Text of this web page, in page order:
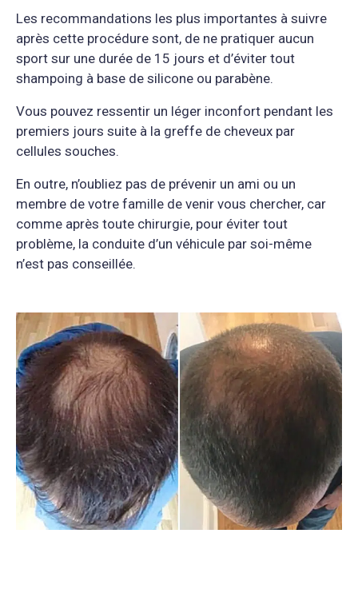
Les recommandations les plus importantes à suivre
après cette procédure sont, de ne pratiquer aucun
sport sur une durée de 15 jours et d’éviter tout
shampoing à base de silicone ou parabène.
Vous pouvez ressentir un léger inconfort pendant les
premiers jours suite à la greffe de cheveux par
cellules souches.
En outre, n’oubliez pas de prévenir un ami ou un
membre de votre famille de venir vous chercher, car
comme après toute chirurgie, pour éviter tout
problème, la conduite d’un véhicule par soi-même
n’est pas conseillée.